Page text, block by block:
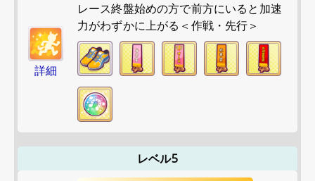
詳細
レース終盤始めの方で前方にいると加速
力がわずかに上がる＜作戦・先行＞
レベル5